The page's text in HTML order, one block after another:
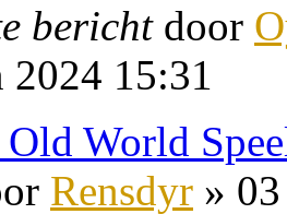
bericht door
2024 15:31
World
Rensdyr »